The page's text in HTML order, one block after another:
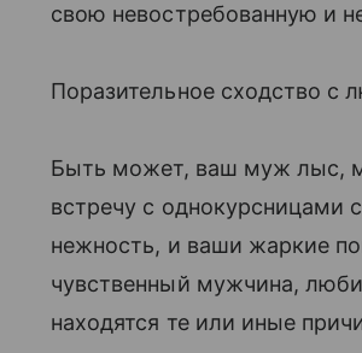
свою невостребованную и
Поразительное сходство с
Быть может, ваш муж лыс,
встречу с
нежность, и ваши жаркие
чувственный мужчина,
находятся те или иные